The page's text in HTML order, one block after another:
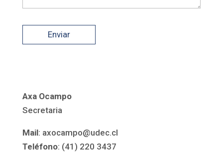
Axa Ocampo
Secretaria
Mail: axocampo@udec.cl
Teléfono: (41) 220 3437